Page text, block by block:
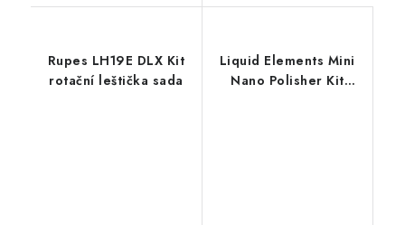
Rupes LH19E DLX Kit
rotační leštička sada
Liquid Elements Mini
Nano Polisher Kit